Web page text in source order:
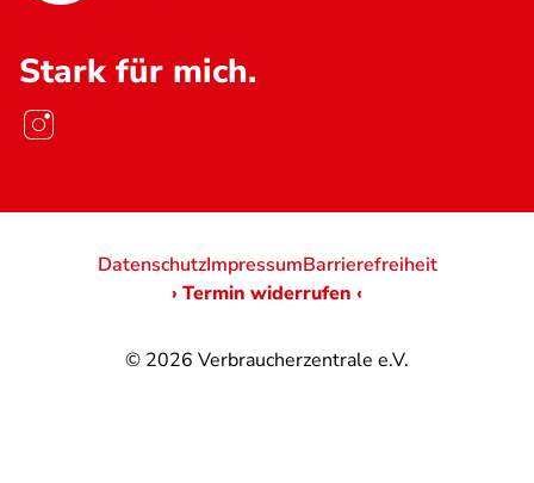
Stark für mich.
© 2026 Verbraucherzentrale e.V.
DatenschutzImpressumBarrierefreiheit
› Termin widerrufen ‹